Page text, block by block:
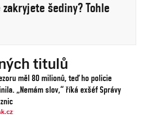
šediny? Tohle
titulů
měl 80 milionů, teď ho policie
„Nemám slov,“ říká exšéf Správy